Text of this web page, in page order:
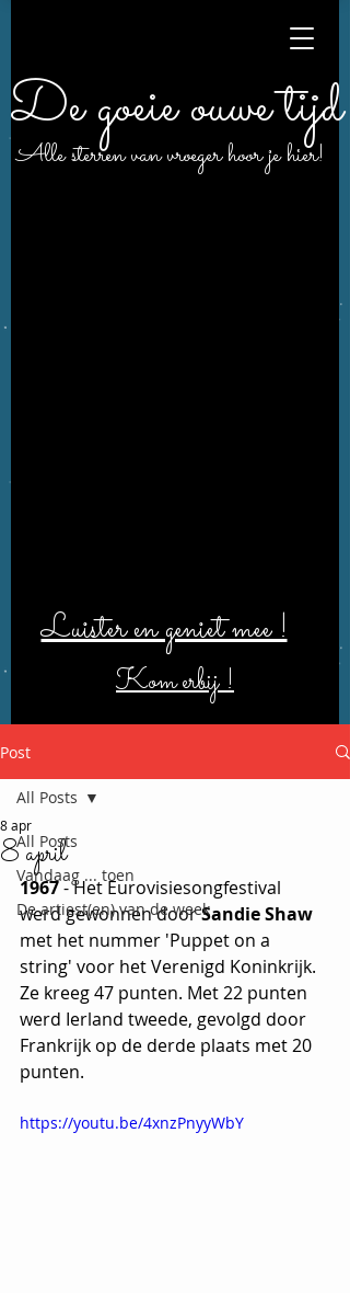
De goeie ouwe tijd
Alle sterren van vroeger hoor je hier!
Luister en geniet mee !
Kom erbij !
Post
All Posts
Vandaag ... toen
De artiest(en) van de week
All Posts
8 april
8 apr
1967 - Het Eurovisiesongfestival
werd gewonnen door Sandie Shaw
met het nummer 'Puppet on a
string' voor het Verenigd Koninkrijk.
Ze kreeg 47 punten. Met 22 punten
werd Ierland tweede, gevolgd door
Frankrijk op de derde plaats met 20
punten.
https://youtu.be/4xnzPnyyWbY